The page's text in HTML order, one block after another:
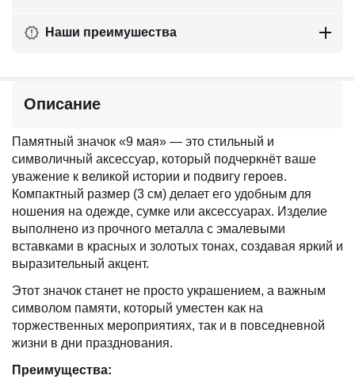
Наши преимушества
Описание
Памятный значок «9 мая» — это стильный и
символичный аксессуар, который подчеркнёт ваше
уважение к великой истории и подвигу героев.
Компактный размер (3 см) делает его удобным для
ношения на одежде, сумке или аксессуарах. Изделие
выполнено из прочного металла с эмалевыми
вставками в красных и золотых тонах, создавая яркий и
выразительный акцент.
Этот значок станет не просто украшением, а важным
символом памяти, который уместен как на
торжественных мероприятиях, так и в повседневной
жизни в дни празднования.
Преимущества: